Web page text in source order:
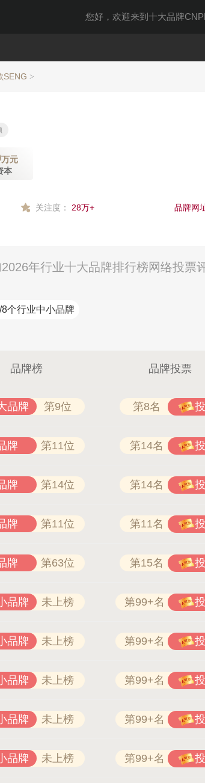
您好，欢迎来到十大品牌
SENG >
万元
本
关注度： 28万+ 品牌网
年行业十大品牌排行榜网络投票
个行业中小品牌
品牌榜 品牌投票
品牌 第9位 第8名
牌 第11位 第14名
牌 第14位 第14名
牌 第11位 第11名
牌 第63位 第15名
品牌 未上榜 第99+名
品牌 未上榜 第99+名
品牌 未上榜 第99+名
品牌 未上榜 第99+名
品牌 未上榜 第99+名